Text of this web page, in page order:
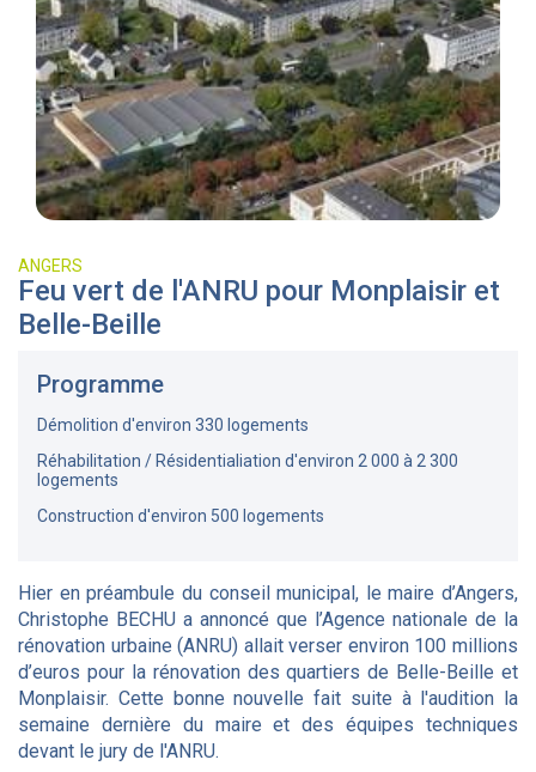
ANGERS
Feu vert de l'ANRU pour Monplaisir et
Belle-Beille
Programme
Démolition d'environ 330 logements
Réhabilitation / Résidentialiation d'environ 2 000 à 2 300
logements
Construction d'environ 500 logements
Hier en préambule du conseil municipal, le maire d’Angers,
Christophe BECHU a annoncé que l’Agence nationale de la
rénovation urbaine (ANRU) allait verser environ 100 millions
d’euros pour la rénovation des quartiers de Belle-Beille et
Monplaisir. Cette bonne nouvelle fait suite à l'audition la
semaine dernière du maire et des équipes techniques
devant le jury de l'ANRU.